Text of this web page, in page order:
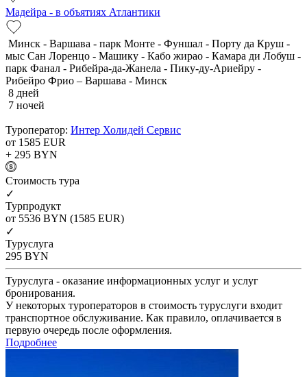
Мадейра - в объятиях Атлантики
Минск - Варшава - парк Монте - Фуншал - Порту да Круш -
мыс Сан Лоренцо - Машику - Кабо жирао - Камара ди Лобуш -
парк Фанал - Рибейра-да-Жанела - Пику-ду-Ариейру -
Рибейро Фрио – Варшава - Минск
8 дней
7 ночей
Туроператор: Интер Холидей Сервис
от 1585 EUR
+ 295 BYN
Cтоимость тура
✓
Турпродукт
от 5536 BYN (1585 EUR)
✓
Туруслуга
295 BYN
Туруслуга - оказание информационных услуг и услуг
бронирования.
У некоторых туроператоров в стоимость туруслуги входит
транспортное обслуживание. Как правило, оплачивается в
первую очередь после оформления.
Подробнее